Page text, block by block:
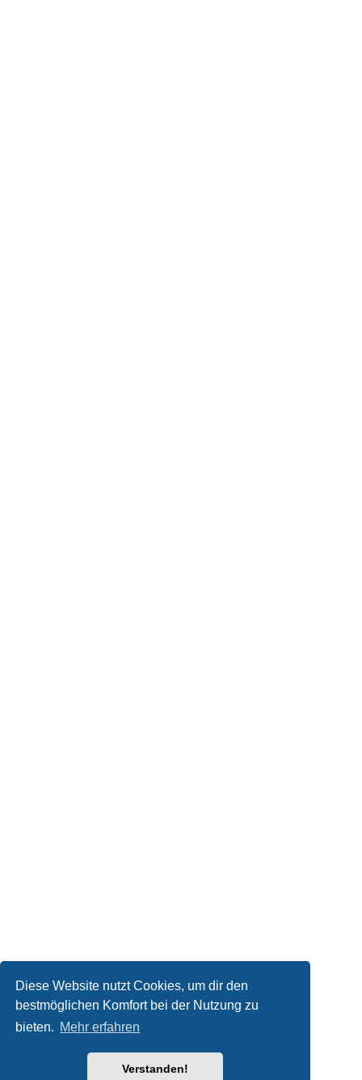
Diese Website nutzt Cookies, um dir den
bestmöglichen Komfort bei der Nutzung zu
bieten. Mehr erfahren
Verstanden!